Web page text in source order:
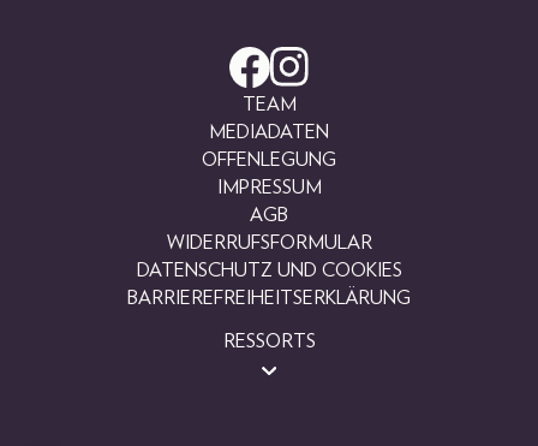
TEAM
MEDIADATEN
OFFENLEGUNG
IMPRESSUM
AGB
WIDERRUFSFORMULAR
DATENSCHUTZ UND COOKIES
BARRIEREFREIHEITSERKLÄRUNG
RESSORTS